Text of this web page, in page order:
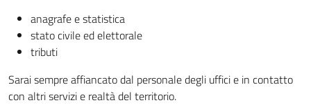
anagrafe e statistica
stato civile ed elettorale
tributi
Sarai sempre affiancato dal personale degli uffici e in contatto
con altri servizi e realtà del territorio.